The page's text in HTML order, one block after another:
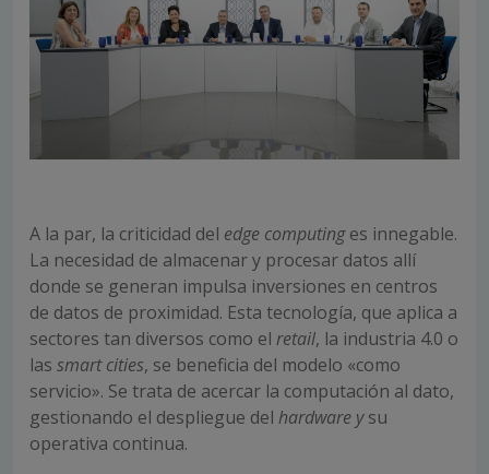
A la par, la criticidad del edge computinges innegable.
La necesidad de almacenar y procesar datos allí
donde se generan impulsa inversiones en centros
de datos de proximidad. Esta tecnología, que aplica a
sectores tan diversos como el retail, la industria 4.0 o
las smart cities, se beneficia del modelo «como
servicio». Se trata de acercar la computación al dato,
gestionando el despliegue del hardware ysu
operativa continua.